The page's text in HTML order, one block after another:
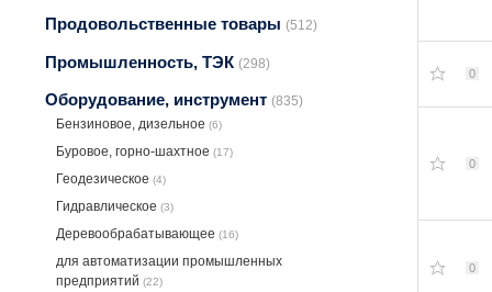
Продовольственные товары (512)
Промышленность, ТЭК (298)
Оборудование, инструмент (835)
Бензиновое, дизельное (6)
Буровое, горно-шахтное (17)
Геодезическое (4)
Гидравлическое (3)
Деревообрабатывающее (16)
для автоматизации промышленных
предприятий (22)
0
0
0